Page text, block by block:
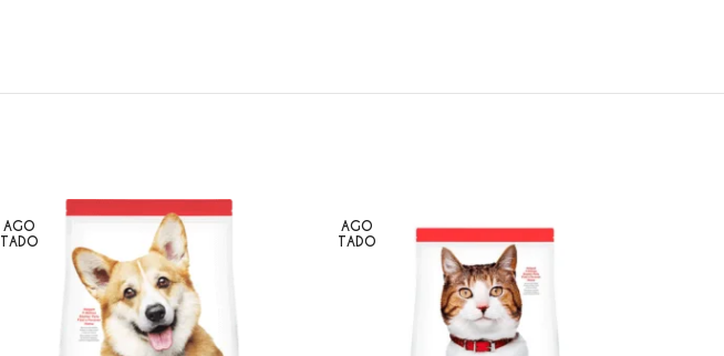
AGO
TADO
AGO
TADO